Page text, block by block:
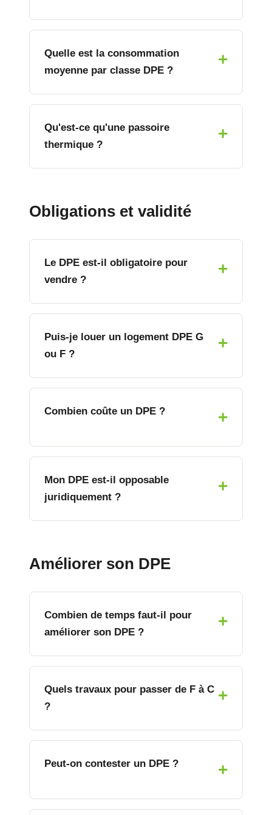
Quelle est la consommation
moyenne par classe DPE ?
Qu'est-ce qu'une passoire
thermique ?
Obligations et validité
Le DPE est-il obligatoire pour
vendre ?
Puis-je louer un logement DPE G
ou F ?
Combien coûte un DPE ?
Mon DPE est-il opposable
juridiquement ?
Améliorer son DPE
Combien de temps faut-il pour
améliorer son DPE ?
Quels travaux pour passer de F à C
?
Peut-on contester un DPE ?